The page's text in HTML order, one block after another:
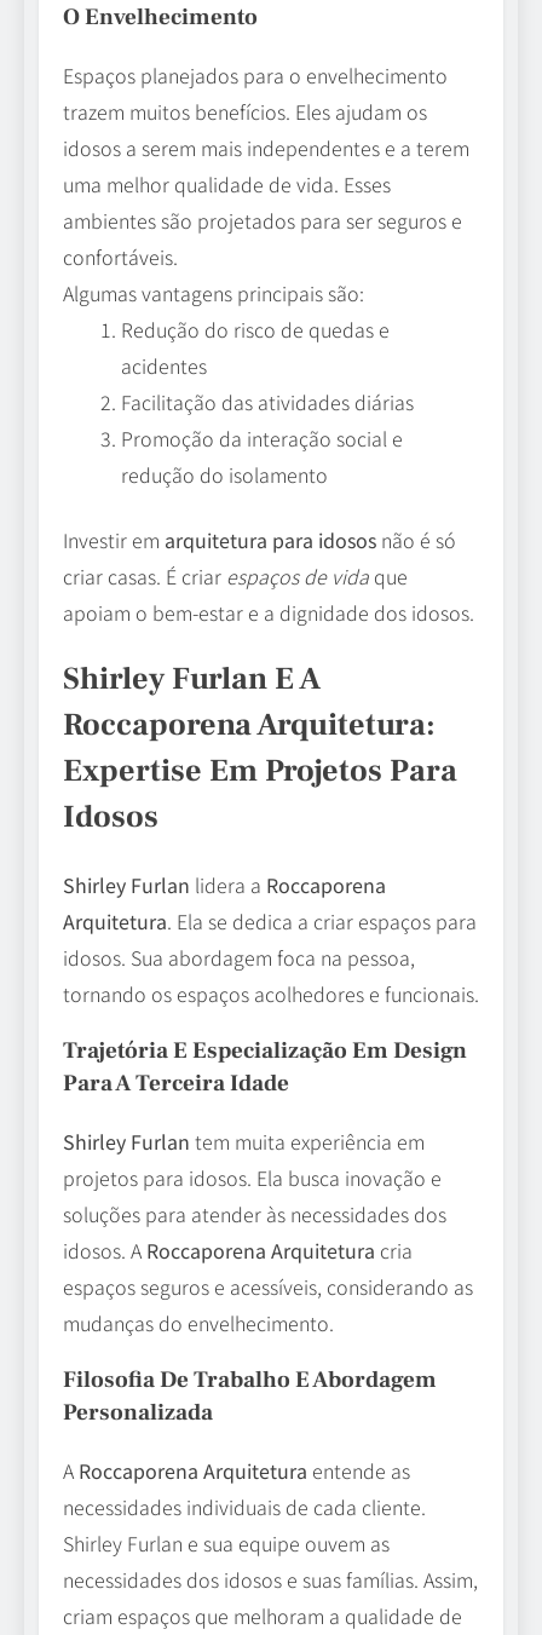
O Envelhecimento
Espaços planejados para o envelhecimento
trazem muitos benefícios. Eles ajudam os
idosos a serem mais independentes e a terem
uma melhor qualidade de vida. Esses
ambientes são projetados para ser seguros e
confortáveis.
Algumas vantagens principais são:
Redução do risco de quedas e
acidentes
Facilitação das atividades diárias
Promoção da interação social e
redução do isolamento
Investir em arquitetura para idosos não é só
criar casas. É criar espaços de vida que
apoiam o bem-estar e a dignidade dos idosos.
Shirley Furlan E A
Roccaporena Arquitetura:
Expertise Em Projetos Para
Idosos
Shirley Furlan lidera a Roccaporena
Arquitetura. Ela se dedica a criar espaços para
idosos. Sua abordagem foca na pessoa,
tornando os espaços acolhedores e funcionais.
Trajetória E Especialização Em Design
Para A Terceira Idade
Shirley Furlan tem muita experiência em
projetos para idosos. Ela busca inovação e
soluções para atender às necessidades dos
idosos. A Roccaporena Arquitetura cria
espaços seguros e acessíveis, considerando as
mudanças do envelhecimento.
Filosofia De Trabalho E Abordagem
Personalizada
A Roccaporena Arquitetura entende as
necessidades individuais de cada cliente.
Shirley Furlan e sua equipe ouvem as
necessidades dos idosos e suas famílias. Assim,
criam espaços que melhoram a qualidade de